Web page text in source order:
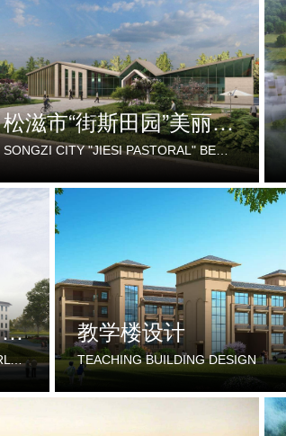
松滋市“街斯田园”美丽乡村示范片建设项目
SONGZI CITY "JIESI PASTORAL" BEAUTIFUL RURAL DEMONSTRATION FILM CONSTRUCTION PROJECT
内江市东兴区郭北养老服务中心建设项目
CONSTRUCTION PROJECT OF GUOBEI ELDERLY SERVICE CENTER IN DONGXING DISTRICT, NEIJIANG CITY
教学楼设计
TEACHING BUILDING DESIGN